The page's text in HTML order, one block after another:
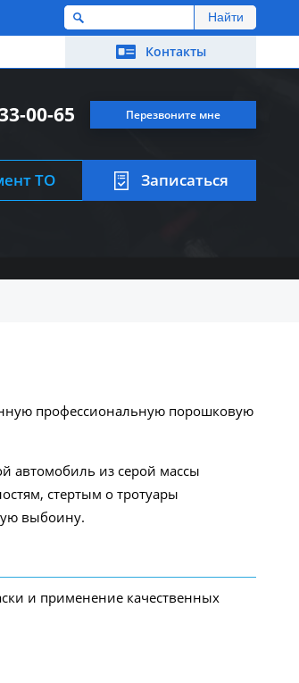
Контакты
Перезвоните мне
00-65
ТО Записаться
профессиональную порошковую
автомобиль из серой массы
стертым о тротуары
выбоину.
и применение качественных